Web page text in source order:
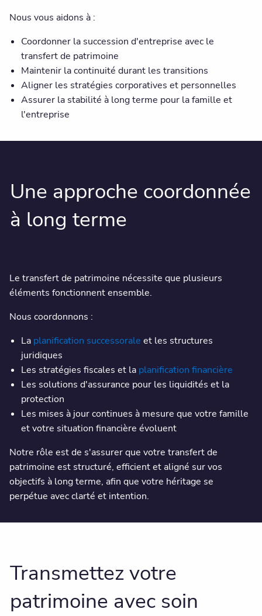
Nous vous aidons à :
Coordonner la succession d'entreprise avec le
transfert de patrimoine
Maintenir la continuité durant les transitions
Aligner les stratégies corporatives et personnelles
Assurer la stabilité à long terme pour la famille et
l'entreprise
Une approche coordonnée
à long terme
Le transfert de patrimoine nécessite que plusieurs
éléments fonctionnent ensemble.
Nous coordonnons :
La planification successorale et les structures
juridiques
Les stratégies fiscales et la planification financière
Les solutions d'assurance pour les liquidités et la
protection
Les mises à jour continues à mesure que votre famille
et votre situation financière évoluent
Notre rôle est de s'assurer que votre transfert de
patrimoine est structuré, efficient et aligné sur vos
objectifs à long terme, afin que votre héritage se
perpétue avec clarté et intention.
Transmettez votre
patrimoine avec soin